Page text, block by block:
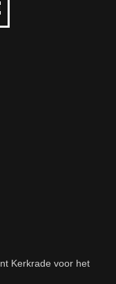
Kerkrade voor het